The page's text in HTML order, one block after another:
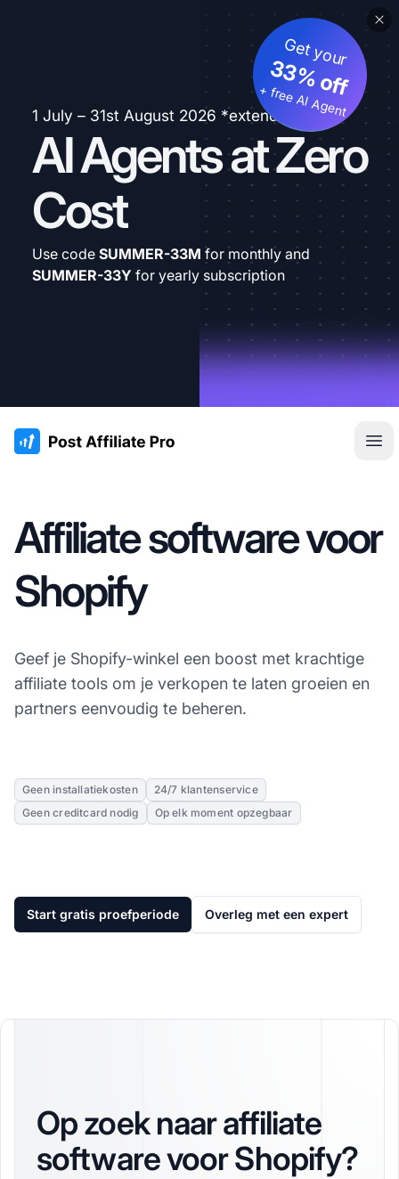
1 July – 31st August 2026 *extended
AI Agents at Zero
Cost
Get your
33% off
+ free AI Agent
Use code SUMMER-33M for monthly and
SUMMER-33Y for yearly subscription
:site.title
Affiliate software voor
Shopify
Geef je Shopify-winkel een boost met krachtige
affiliate tools om je verkopen te laten groeien en
partners eenvoudig te beheren.
Geen installatiekosten
24/7 klantenservice
Geen creditcard nodig
Op elk moment opzegbaar
Start gratis proefperiode Overleg met een expert
Op zoek naar affiliate
software voor Shopify?